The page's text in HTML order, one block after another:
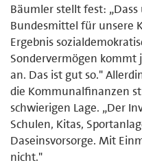
Bäumler stellt fest:
Bundesmittel für unsere
Ergebnis
Sondervermögen kommt
an. Das ist gut so."
die Kommunalfinanzen
schwierigen Lage. „Der
Schulen, Kitas,
Daseinsvorsorge. Mit
nicht."